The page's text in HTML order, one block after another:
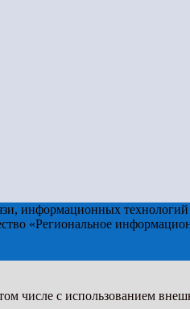
информационных
«Региональное
числе с использованием